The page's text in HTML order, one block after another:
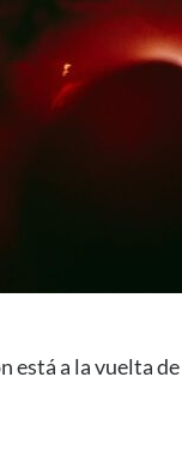
está a la vuelta